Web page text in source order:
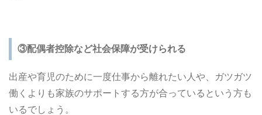
③配偶者控除など社会保障が受けられる
出産や育児のために一度仕事から離れたい人や、ガツガツ
働くよりも家族のサポートする方が合っているという方も
いるでしょう。